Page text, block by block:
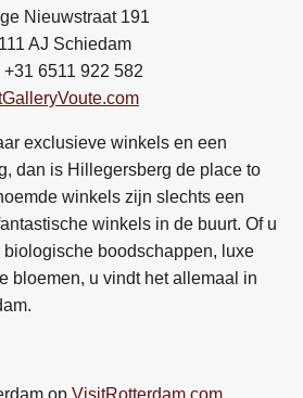
Nieuwstraat 191
AJ Schiedam
+31 6511 922 582
exclusieve winkels en een
dan is Hillegersberg de place to
winkels zijn slechts een
winkels in de buurt. Of u
biologische boodschappen, luxe
bloemen, u vindt het allemaal in
op VisitRotterdam.com